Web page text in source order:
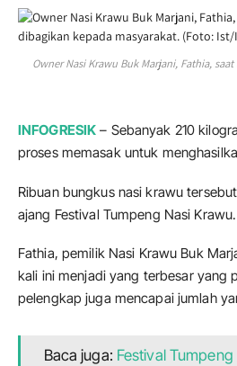
Owner Nasi Krawu Buk Marjani, Fathia,
INFOGRESIK – Sebanyak 210
proses memasak untuk
Ribuan bungkus nasi krawu
ajang Festival Tumpeng Nasi Krawu.
Fathia, pemilik Nasi Krawu Buk
kali ini menjadi yang terbesar yang
pelengkap juga mencapai jumlah
Baca juga: Festival